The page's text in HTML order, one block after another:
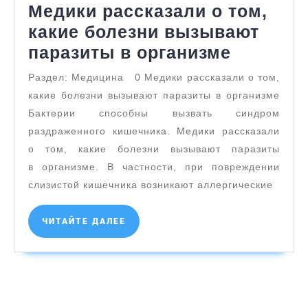
Медики рассказали о том,
какие болезни вызывают
паразиты в организме
о том,
какие
болезни
Раздел: Медицина 0 Медики рассказали о том,
какие болезни вызывают паразиты в организме
Бактерии способны вызвать синдром
раздраженного кишечника. Медики рассказали
о том, какие болезни вызывают паразиты
в организме. В частности, при повреждении
слизистой кишечника возникают аллергические
ЧИТАЙТЕ ДАЛЕЕ ЧИТАЙТЕ
ДАЛЕЕ